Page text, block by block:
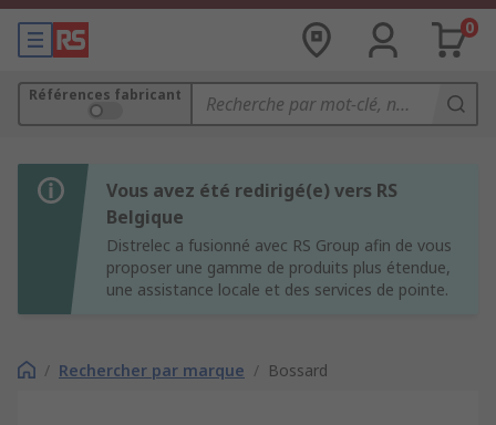
0
Références fabricant
Vous avez été redirigé(e) vers RS
Belgique
Distrelec a fusionné avec RS Group afin de vous
proposer une gamme de produits plus étendue,
une assistance locale et des services de pointe.
/ Rechercher par marque / Bossard